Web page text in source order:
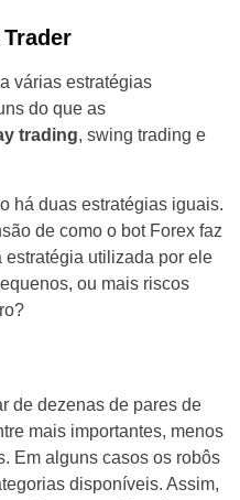
várias estratégias
do que as
trading, swing trading e
há duas estratégias iguais.
de como o bot Forex faz
utilizada por ele
ou mais riscos
de dezenas de pares de
mais importantes, menos
Em alguns casos os robôs
disponíveis. Assim,